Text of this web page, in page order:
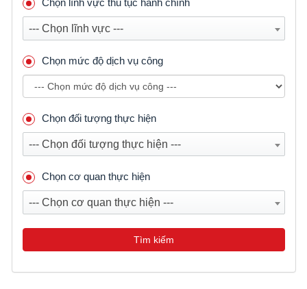
Chọn lĩnh vực thủ tục hành chính
--- Chọn lĩnh vực ---
Chọn mức độ dịch vụ công
Chọn đối tượng thực hiện
--- Chọn đối tượng thực hiện ---
Chọn cơ quan thực hiện
--- Chọn cơ quan thực hiện ---
Tìm kiếm